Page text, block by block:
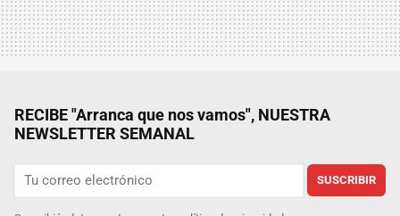
RECIBE "Arranca que nos vamos", NUESTRA
NEWSLETTER SEMANAL
SUSCRIBIR